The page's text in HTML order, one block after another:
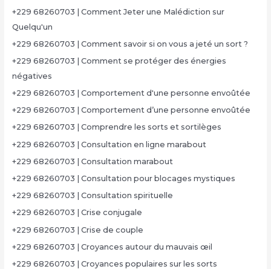
+229 68260703 | Comment Jeter une Malédiction sur
Quelqu'un
+229 68260703 | Comment savoir si on vous a jeté un sort ?
+229 68260703 | Comment se protéger des énergies
négatives
+229 68260703 | Comportement d'une personne envoûtée
+229 68260703 | Comportement d’une personne envoûtée
+229 68260703 | Comprendre les sorts et sortilèges
+229 68260703 | Consultation en ligne marabout
+229 68260703 | Consultation marabout
+229 68260703 | Consultation pour blocages mystiques
+229 68260703 | Consultation spirituelle
+229 68260703 | Crise conjugale
+229 68260703 | Crise de couple
+229 68260703 | Croyances autour du mauvais œil
+229 68260703 | Croyances populaires sur les sorts